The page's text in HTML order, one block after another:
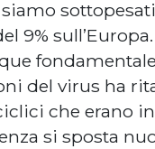
9%
del virus ha
che erano in
si sposta